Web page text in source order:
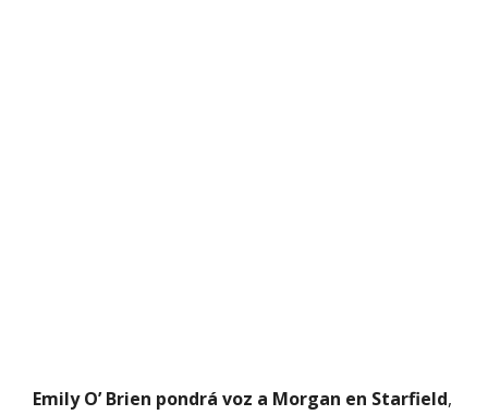
Emily O’ Brien pondrá voz a Morgan en Starfield,